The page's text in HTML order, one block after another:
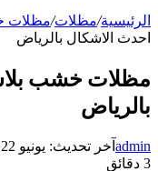
الرئيسية/مظلات/مظلات
احدث الاشكال بالرياض
مظلات خشب
بالرياض
admin آخر تحديث: يونيو 22, 2024
3 دقائق